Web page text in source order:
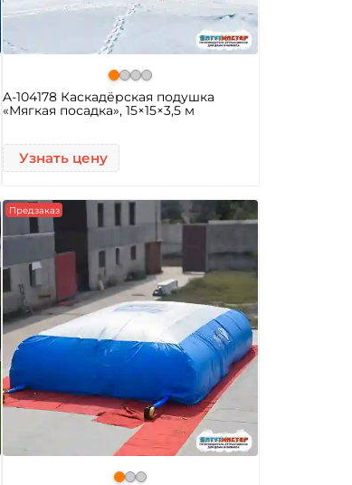
A-104178 Каскадёрская подушка
«Мягкая посадка», 15×15×3,5 м
Узнать цену
Предзаказ